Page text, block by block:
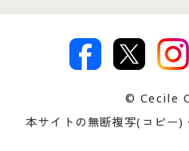
著作権・商標について
プレゼント＆キャンペーン
交換・返品は
ついて
© Cecile
本サイトの無断複写(コピー)